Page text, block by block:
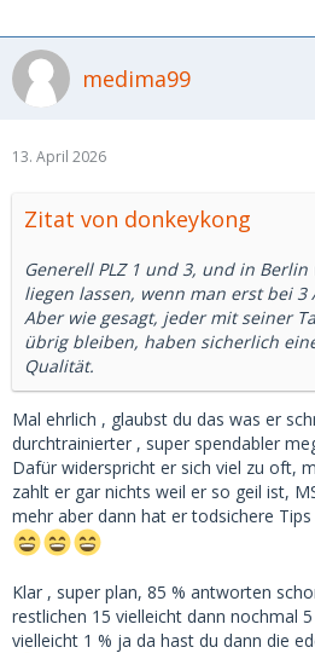
medima99
13. April 2026
Zitat von donkeykong
Generell PLZ 1 und 3, und in
liegen lassen, wenn man erst bei
Aber wie gesagt, jeder mit seiner
übrig bleiben, haben sicherlich
Qualität.
Mal ehrlich , glaubst du das was er
durchtrainierter , super spendabler
Dafür widerspricht er sich viel zu oft,
zahlt er gar nichts weil er so geil ist,
mehr aber dann hat er todsichere
Klar , super plan, 85 % antworten
restlichen 15 vielleicht dann nochmal
vielleicht 1 % ja da hast du dann die